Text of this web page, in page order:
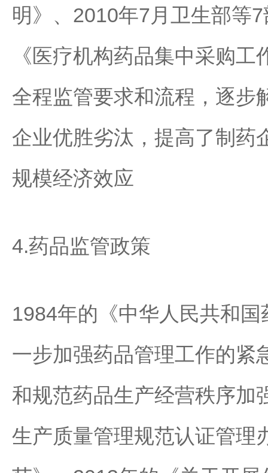
明》、2010年7月卫生部等
《医疗机构药品集中采购
全程监管要求和流程，逐步
企业优胜劣汰，提高了制药
规模经济效应
4.药品监管政策
1984年的《中华人民共和
一步加强药品管理工作的紧
和规范药品生产经营秩序加
生产质量管理规范认证管理